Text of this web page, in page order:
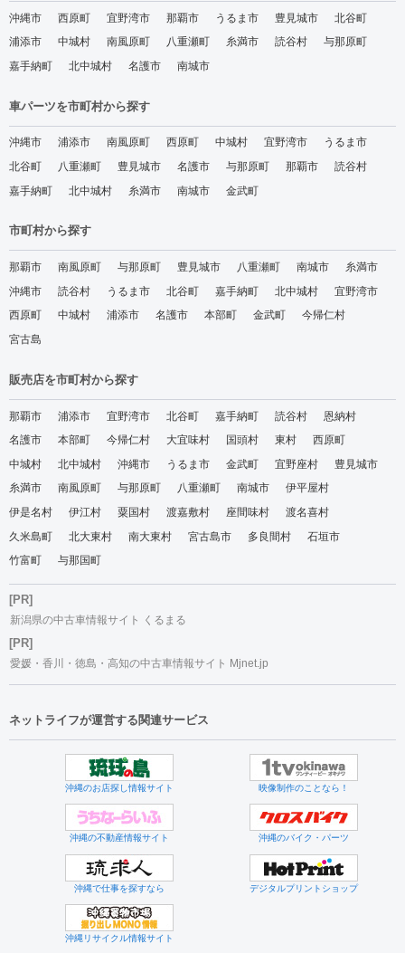
沖縄市 西原町 宜野湾市 那覇市 うるま市 豊見城市
北谷町
浦添市
中城村 南風原町 八重瀬町 糸満市 読谷村
与那原町
嘉手納町
北中城村 名護市 南城市
車パーツを市町村から探す
沖縄市 浦添市 南風原町 西原町 中城村 宜野湾市
うるま市
北谷町
八重瀬町 豊見城市 名護市 与那原町 那覇市
読谷村
嘉手納町
北中城村 糸満市 南城市 金武町
市町村から探す
那覇市 南風原町 与那原町 豊見城市 八重瀬町 南城市
糸満市
沖縄市
読谷村 うるま市 北谷町 嘉手納町 北中城村
宜野湾市
西原町
中城村 浦添市 名護市 本部町 金武町
今帰仁村
宮古島
販売店を市町村から探す
那覇市 浦添市 宜野湾市 北谷町 嘉手納町 読谷村
恩納村
名護市
本部町 今帰仁村 大宜味村 国頭村 東村
西原町
中城村
北中城村 沖縄市 うるま市 金武町 宜野座村
豊見城市
糸満市
南風原町 与那原町 八重瀬町 南城市
伊平屋村
伊是名村
伊江村 粟国村 渡嘉敷村 座間味村
渡名喜村
久米島町
北大東村 南大東村 宮古島市 多良間村
石垣市
竹富町
与那国町
[PR]
新潟県の中古車情報サイト くるまる
[PR]
愛媛・香川・徳島・高知の中古車情報サイト Mjnet.jp
ネットライフが運営する関連サービス
沖縄のお店探し情報サイト 映像制作のことなら！
沖縄の不動産情報サイト 沖縄のバイク・パーツ
沖縄で仕事を探すなら デジタルプリントショップ
沖縄リサイクル情報サイト